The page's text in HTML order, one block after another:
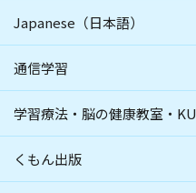
Japanese（日本語）
通信学習
学習療法・脳の健康教室・
くもん出版